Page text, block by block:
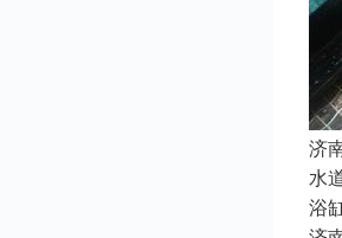
济
水
浴